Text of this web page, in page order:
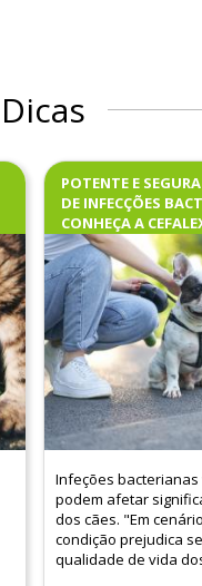
Dicas
POTENTE E
DE INFECÇÕES
CONHEÇA A
Infeções
podem afetar
dos cães. "Em
condição prejudica
qualidade de vida